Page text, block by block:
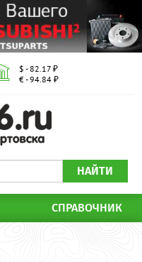
$ - 82.17 ₽
€ - 94.84 ₽
НАЙТИ
СПРАВОЧНИК